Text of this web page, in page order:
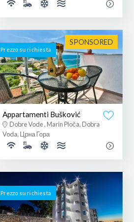
SPONSORED
Prezzo su richiesta
Appartamenti Bušković
Dobre Vode , Marin Ploča, Dobra
Voda, Црна Гора
Prezzo su richiesta